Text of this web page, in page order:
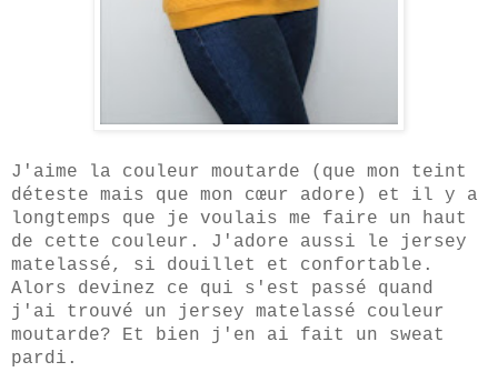
J'aime la couleur moutarde (que mon teint
déteste mais que mon cœur adore) et il y a
longtemps que je voulais me faire un haut
de cette couleur. J 'adore aussi le jersey
matelassé, si douillet et confortable.
Alors devinez ce qui s'est passé quand
j'ai trouvé un jersey matelassé couleur
moutarde? Et bien j'en ai fait un sweat
pardi.